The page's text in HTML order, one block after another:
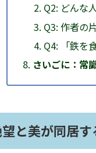
Q2: どんな
Q3: 作者の
Q4: 「鉄を
さいごに：常
と美が同居